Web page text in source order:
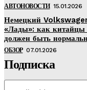
АВТОНОВОСТИ 15.01.2026
Немецкий
«Лады»: как китайцы
должен быть
ОБЗОР 07.01.2026
Подписка